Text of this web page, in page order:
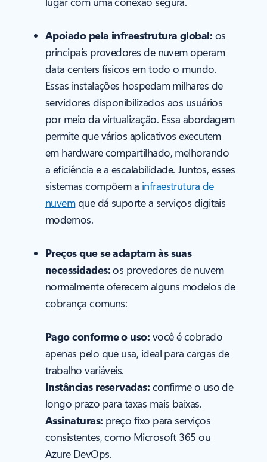
Apoiado pela infraestrutura global: os
principais provedores de nuvem operam
data centers físicos em todo o mundo.
Essas instalações hospedam milhares de
servidores disponibilizados aos usuários
por meio da virtualização. Essa abordagem
permite que vários aplicativos executem
em hardware compartilhado, melhorando
a eficiência e a escalabilidade. Juntos, esses
sistemas compõem a infraestrutura de
nuvemque dá suporte a serviços digitais
modernos.
Preços que se adaptam às suas
necessidades:os provedores de nuvem
normalmente oferecem alguns modelos de
cobrança comuns:
Pago conforme o uso: você é cobrado
apenas pelo que usa, ideal para cargas de
trabalho variáveis.
Instâncias reservadas: confirme o uso de
longo prazo para taxas mais baixas.
Assinaturas: preço fixo para serviços
consistentes, como Microsoft 365 ou
Azure DevOps.